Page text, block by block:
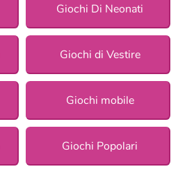
Giochi Di Neonati
Giochi di Vestire
Giochi mobile
Giochi Popolari